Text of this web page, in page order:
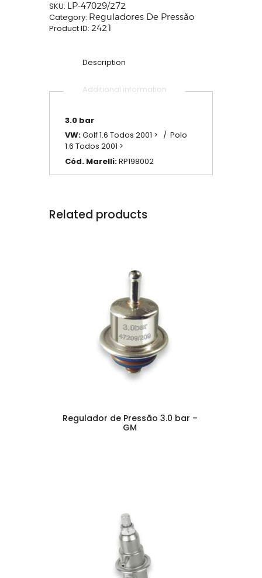
SKU: LP-47029/272
Category: Reguladores De Pressão
Product ID: 2421
Description
Additional information
3.0 bar
VW:Golf 1.6 Todos 2001 > / Polo
1.6 Todos 2001 >
Cód. Marelli:RP198002
Related products
Regulador de Pressão 3.0 bar –
GM